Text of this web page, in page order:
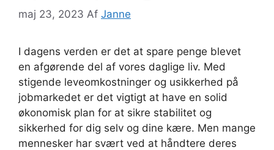
maj 23, 2023 Af Janne
I dagens verden er det at spare penge blevet
en afgørende del af vores daglige liv. Med
stigende leveomkostninger og usikkerhed på
jobmarkedet er det vigtigt at have en solid
økonomisk plan for at sikre stabilitet og
sikkerhed for dig selv og dine kære. Men mange
mennesker har svært ved at håndtere deres